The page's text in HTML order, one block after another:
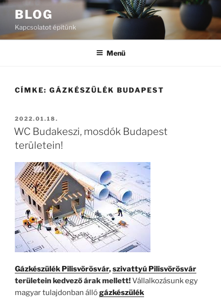
Tartalomhoz
BLOG
Kapcsolatot építünk
Menü
CÍMKE: GÁZKÉSZÜLÉK BUDAPEST
BEKÜLDVE:
2022.01.18.
WC Budakeszi, mosdók Budapest
területein!
Gázkészülék Pilisvörösvár,szivattyú Pilisvörösvár
területein kedvező árak mellett!Vállalkozásunk egy
magyar tulajdonban állógázkészülék